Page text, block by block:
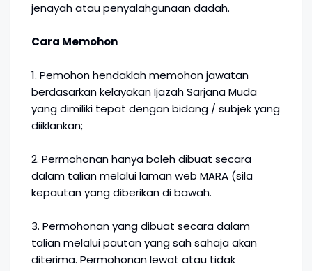
jenayah atau penyalahgunaan dadah.
Cara Memohon
1. Pemohon hendaklah memohon jawatan
berdasarkan kelayakan Ijazah Sarjana Muda
yang dimiliki tepat dengan bidang / subjek yang
diiklankan;
2. Permohonan hanya boleh dibuat secara
dalam talian melalui laman web MARA (sila
kepautan yang diberikan di bawah.
3. Permohonan yang dibuat secara dalam
talian melalui pautan yang sah sahaja akan
diterima. Permohonan lewat atau tidak